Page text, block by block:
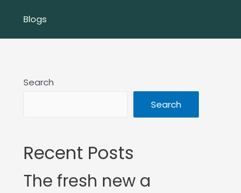
Blogs
Search
Search
Recent Posts
The fresh new a